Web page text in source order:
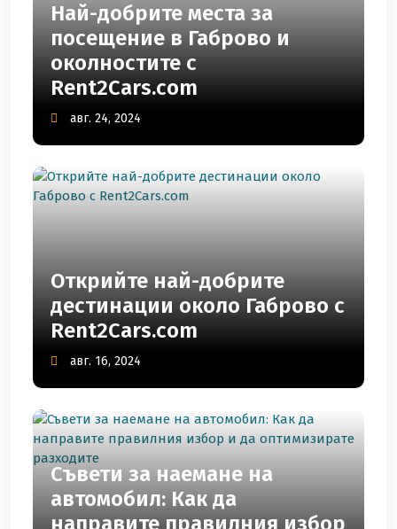
Най-добрите места за
посещение в Габрово и
околностите с
Rent2Cars.com
авг. 24, 2024
Открийте най-добрите
дестинации около Габрово с
Rent2Cars.com
авг. 16, 2024
Съвети за наемане на
автомобил: Как да
направите правилния избор